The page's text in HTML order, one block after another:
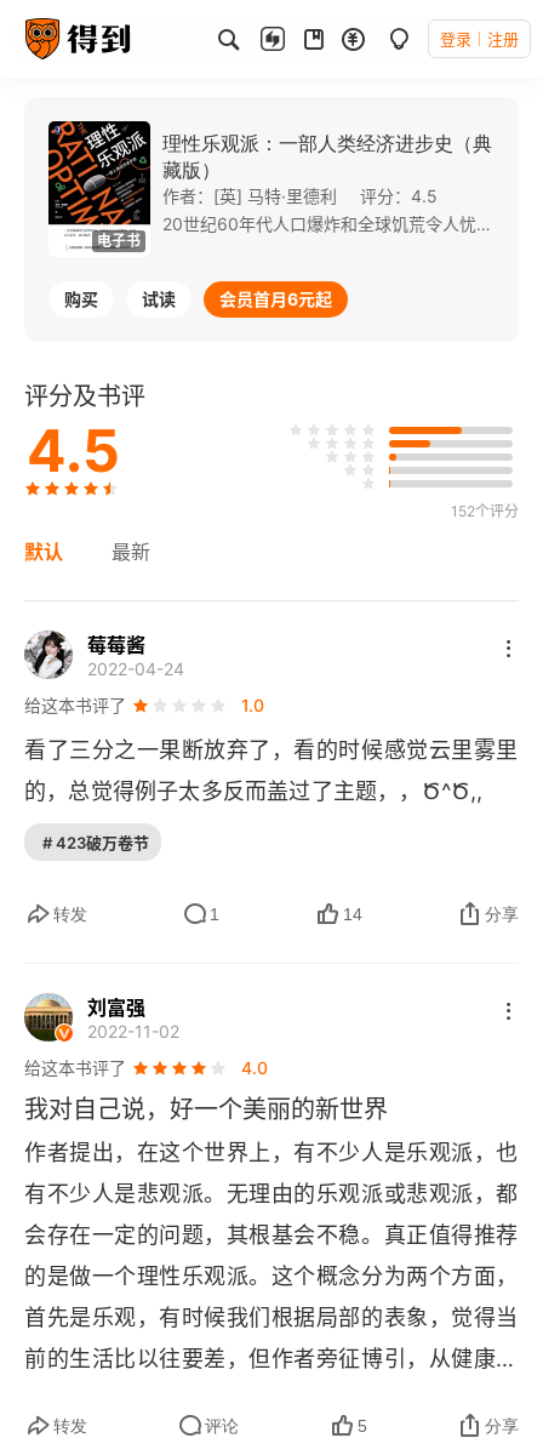
登录 注册
电子书
理性乐观派：一部人类经济进步史（典
藏版）
作者：[英] 马特·里德利
评分：4.5
20世纪60年代人口爆炸和全球饥荒令人忧心忡忡，70年代资源枯竭甚嚣尘上，80年代酸雨来了，90年代轮到瘟疫。21世纪初，全世界为全球变暖集体焦虑。可是，这些恐慌（除了全球变暖）全都来了又走了。人类只是运气太好吗？主流的悲观论调宣称情况正在越变越糟，但他们已经这么说了整整两百年。再看看实际情况。食品供给、收入和人均寿命步步走高，疾病、儿童死亡率和暴力事件轮番下降；生活必需品和奢侈品确实变得更便宜了；继亚洲摆脱贫困之后，非洲也跟上了它的脚步；互联网、手机和集装箱运输前所未有地丰富了人们的生活。生活实际上越变越好，全球皆然。 本书不光阐述了情况怎样越变越好，还解释了原因。繁荣来自人人为人人效力。始于十多万年前的交换和专业分工习惯，创造出加速改善人类生活水平的集体大脑。这本大胆的书涵盖了人类的整个历史，从石器时代说到互联网，从旧制度的积重难返讲到蒸汽机的发明，从新近的人口爆炸谈到气候变化可能的后果。天灾人祸固然必不可免，但多亏了人类发明创造的无穷能力，21世纪必将实现巨大的经济繁荣，极可能发生的不是气候的灾难性变化，而是全球人民都生活得欣欣向荣。
购买 试读 会员首月6元起
评分及书评
4.5
152个评分
默认 最新
莓莓酱
2022-04-24
给这本书评了
1.0
看了三分之一果断放弃了，看的时候感觉云里雾里
的，总觉得例子太多反而盖过了主题，，Ծ^Ծ,,
# 423破万卷节
转发 1 14 分享
刘富强
2022-11-02
给这本书评了
4.0
我对自己说，好一个美丽的新世界
作者提出，在这个世界上，有不少人是乐观派，也
有不少人是悲观派。无理由的乐观派或悲观派，都
会存在一定的问题，其根基会不稳。真正值得推荐
的是做一个理性乐观派。这个概念分为两个方面，
首先是乐观，有时候我们根据局部的表象，觉得当
前的生活比以往要差，但作者旁征博引，从健康，
了各个方面都没有比以前差，甚至大部分都比以前
转发 评论 5 分享